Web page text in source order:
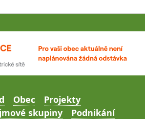
Obec
Projekty
skupiny
Podnikání